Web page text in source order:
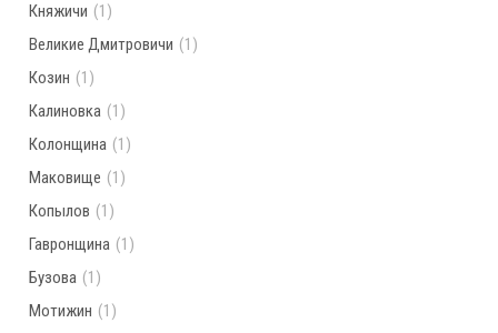
Княжичи (1)
Великие Дмитровичи (1)
Козин (1)
Калиновка (1)
Колонщина (1)
Маковище (1)
Копылов (1)
Гавронщина (1)
Бузова (1)
Мотижин (1)